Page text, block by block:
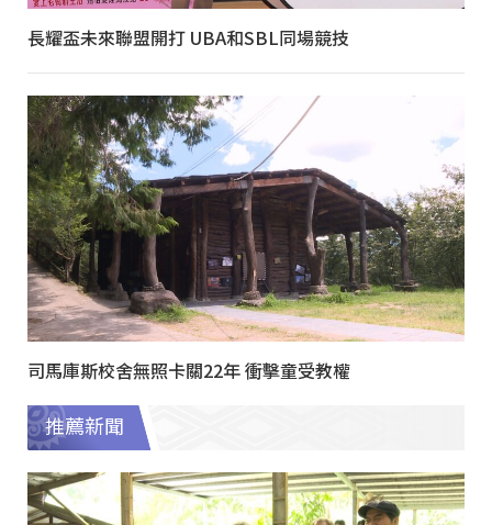
長耀盃未來聯盟開打 UBA和SBL同場競技
司馬庫斯校舍無照卡關22年 衝擊童受教權
推薦新聞